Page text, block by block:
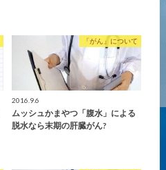
「がん」について
2016.9.6
ムッシュかまやつ「腹水」による
脱水なら末期の肝臓がん?